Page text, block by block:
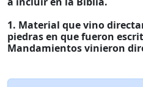
1. Material que vino
piedras en que fueron
Mandamientos vinieron